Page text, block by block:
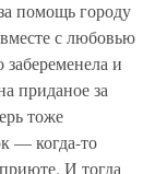
помощь городу
с любовью
и
приданое за
тоже
— когда-то
И тогда